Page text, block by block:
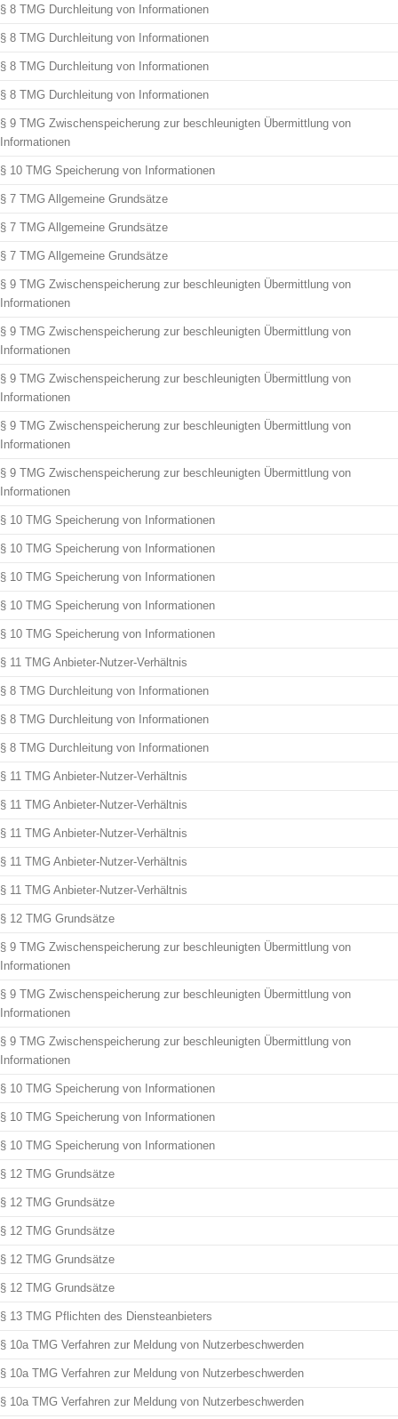
§ 8 TMG Durchleitung von Informationen
§ 8 TMG Durchleitung von Informationen
§ 8 TMG Durchleitung von Informationen
§ 8 TMG Durchleitung von Informationen
§ 9 TMG Zwischenspeicherung zur beschleunigten Übermittlung von
Informationen
§ 10 TMG Speicherung von Informationen
§ 7 TMG Allgemeine Grundsätze
§ 7 TMG Allgemeine Grundsätze
§ 7 TMG Allgemeine Grundsätze
§ 9 TMG Zwischenspeicherung zur beschleunigten Übermittlung von
Informationen
§ 9 TMG Zwischenspeicherung zur beschleunigten Übermittlung von
Informationen
§ 9 TMG Zwischenspeicherung zur beschleunigten Übermittlung von
Informationen
§ 9 TMG Zwischenspeicherung zur beschleunigten Übermittlung von
Informationen
§ 9 TMG Zwischenspeicherung zur beschleunigten Übermittlung von
Informationen
§ 10 TMG Speicherung von Informationen
§ 10 TMG Speicherung von Informationen
§ 10 TMG Speicherung von Informationen
§ 10 TMG Speicherung von Informationen
§ 10 TMG Speicherung von Informationen
§ 11 TMG Anbieter-Nutzer-Verhältnis
§ 8 TMG Durchleitung von Informationen
§ 8 TMG Durchleitung von Informationen
§ 8 TMG Durchleitung von Informationen
§ 11 TMG Anbieter-Nutzer-Verhältnis
§ 11 TMG Anbieter-Nutzer-Verhältnis
§ 11 TMG Anbieter-Nutzer-Verhältnis
§ 11 TMG Anbieter-Nutzer-Verhältnis
§ 11 TMG Anbieter-Nutzer-Verhältnis
§ 12 TMG Grundsätze
§ 9 TMG Zwischenspeicherung zur beschleunigten Übermittlung von
Informationen
§ 9 TMG Zwischenspeicherung zur beschleunigten Übermittlung von
Informationen
§ 9 TMG Zwischenspeicherung zur beschleunigten Übermittlung von
Informationen
§ 10 TMG Speicherung von Informationen
§ 10 TMG Speicherung von Informationen
§ 10 TMG Speicherung von Informationen
§ 12 TMG Grundsätze
§ 12 TMG Grundsätze
§ 12 TMG Grundsätze
§ 12 TMG Grundsätze
§ 12 TMG Grundsätze
§ 13 TMG Pflichten des Diensteanbieters
§ 10a TMG Verfahren zur Meldung von Nutzerbeschwerden
§ 10a TMG Verfahren zur Meldung von Nutzerbeschwerden
§ 10a TMG Verfahren zur Meldung von Nutzerbeschwerden